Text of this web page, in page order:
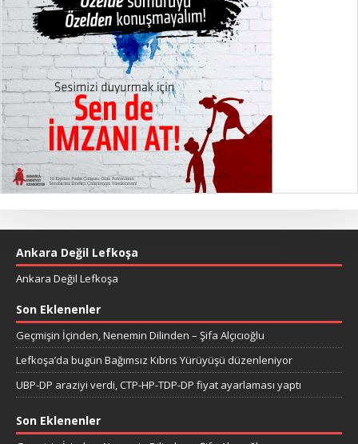
Ankara Değil Lefkoşa
Ankara Değil Lefkoşa
Son Eklenenler
Geçmişin İçinden, Nenemin Dilinden – Şifa Alçıcıoğlu
Lefkoşa’da bugün Bağımsız Kıbrıs Yürüyüşü düzenleniyor
UBP-DP araziyi verdi, CTP-HP-TDP-DP fiyat ayarlaması yaptı
Son Eklenenler